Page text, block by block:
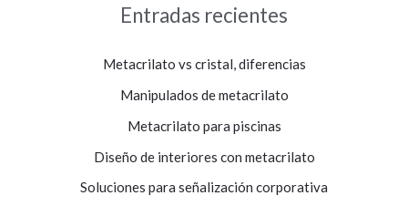
Entradas recientes
Metacrilato vs cristal, diferencias
Manipulados de metacrilato
Metacrilato para piscinas
Diseño de interiores con metacrilato
Soluciones para señalización corporativa